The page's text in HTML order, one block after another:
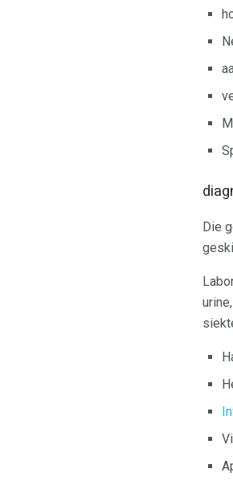
Die